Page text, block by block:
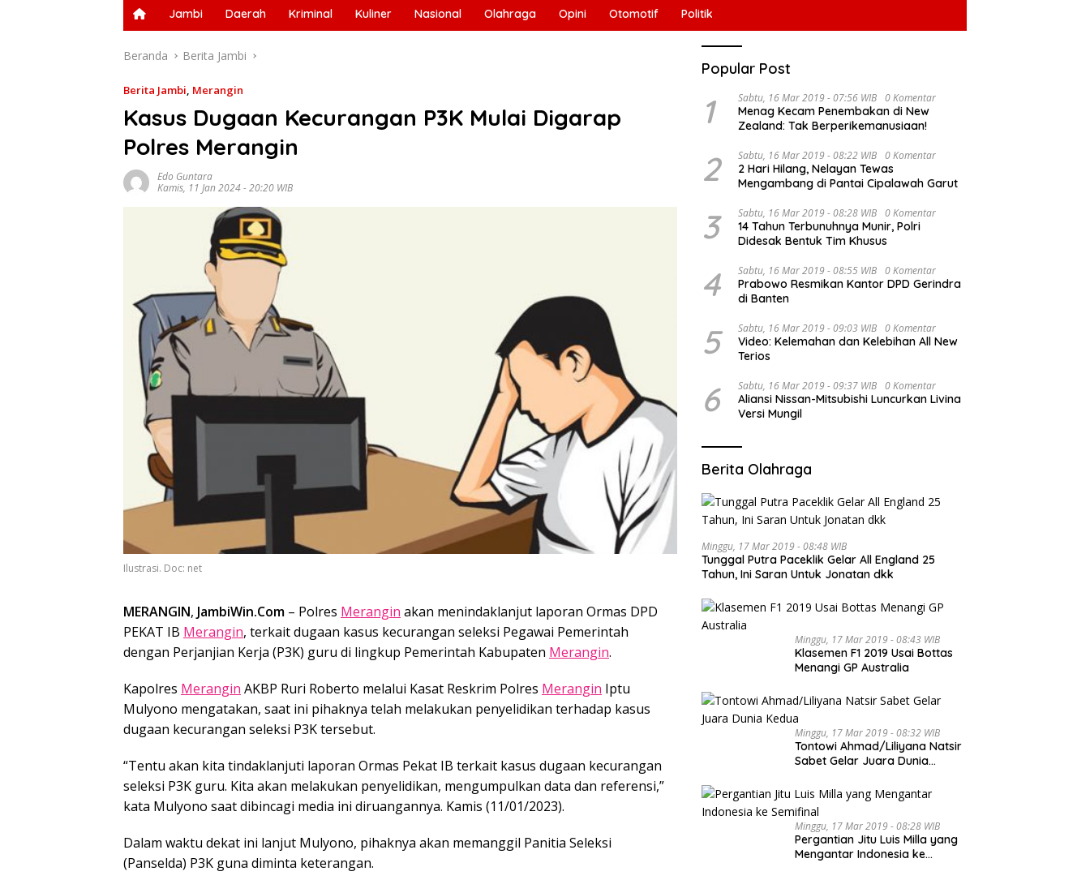
Jambi Daerah Kriminal Kuliner Nasional Olahraga Opini Otomotif Politik
Beranda Berita Jambi
Berita Jambi, Merangin
Kasus Dugaan Kecurangan P3K Mulai Digarap
Polres Merangin
Edo Guntara
Kamis, 11 Jan 2024 - 20:20 WIB
Ilustrasi. Doc: net
MERANGIN, JambiWin.Com – Polres Merangin akan menindaklanjut laporan Ormas DPD
PEKAT IB Merangin, terkait dugaan kasus kecurangan seleksi Pegawai Pemerintah
dengan Perjanjian Kerja (P3K) guru di lingkup Pemerintah Kabupaten Merangin.
Kapolres Merangin AKBP Ruri Roberto melalui Kasat Reskrim Polres Merangin Iptu
Mulyono mengatakan, saat ini pihaknya telah melakukan penyelidikan terhadap kasus
dugaan kecurangan seleksi P3K tersebut.
“Tentu akan kita tindaklanjuti laporan Ormas Pekat IB terkait kasus dugaan kecurangan
seleksi P3K guru. Kita akan melakukan penyelidikan, mengumpulkan data dan referensi,”
kata Mulyono saat dibincagi media ini diruangannya. Kamis (11/01/2023).
Dalam waktu dekat ini lanjut Mulyono, pihaknya akan memanggil Panitia Seleksi
(Panselda) P3K guna diminta keterangan.
Popular Post
1 Sabtu, 16 Mar 2019 - 07:56 WIB 0 Komentar
Menag Kecam Penembakan di New
Zealand: Tak Berperikemanusiaan!
2 Sabtu, 16 Mar 2019 - 08:22 WIB 0 Komentar
2 Hari Hilang, Nelayan Tewas
Mengambang di Pantai Cipalawah Garut
3 Sabtu, 16 Mar 2019 - 08:28 WIB 0 Komentar
14 Tahun Terbunuhnya Munir, Polri
Didesak Bentuk Tim Khusus
4 Sabtu, 16 Mar 2019 - 08:55 WIB 0 Komentar
Prabowo Resmikan Kantor DPD Gerindra
di Banten
5 Sabtu, 16 Mar 2019 - 09:03 WIB 0 Komentar
Video: Kelemahan dan Kelebihan All New
Terios
6 Sabtu, 16 Mar 2019 - 09:37 WIB 0 Komentar
Aliansi Nissan-Mitsubishi Luncurkan Livina
Versi Mungil
Berita Olahraga
Minggu, 17 Mar 2019 - 08:48 WIB
Tunggal Putra Paceklik Gelar All England 25
Tahun, Ini Saran Untuk Jonatan dkk
Minggu, 17 Mar 2019 - 08:43 WIB
Klasemen F1 2019 Usai Bottas
Menangi GP Australia
Minggu, 17 Mar 2019 - 08:32 WIB
Tontowi Ahmad/Liliyana Natsir
Sabet Gelar Juara Dunia
Minggu, 17 Mar 2019 - 08:28 WIB
Pergantian Jitu Luis Milla yang
Mengantar Indonesia ke